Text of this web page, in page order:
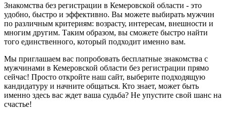
Знакомства без регистрации в Кемеровской области - это
удобно, быстро и эффективно. Вы можете выбирать мужчин
по различным критериям: возрасту, интересам, внешности и
многим другим. Таким образом, вы сможете быстро найти
того единственного, который подходит именно вам.
Мы приглашаем вас попробовать бесплатные знакомства с
мужчинами в Кемеровской области без регистрации прямо
сейчас! Просто откройте наш сайт, выберите подходящую
кандидатуру и начните общаться. Кто знает, может быть
именно здесь вас ждет ваша судьба? Не упустите свой шанс на
счастье!